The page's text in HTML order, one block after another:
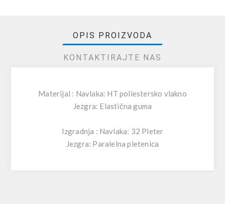
OPIS PROIZVODA
KONTAKTIRAJTE NAS
Materijal : Navlaka: HT poliestersko vlakno
Jezgra: Elastična guma
Izgradnja : Navlaka: 32 Pleter
Jezgra: Paralelna pletenica